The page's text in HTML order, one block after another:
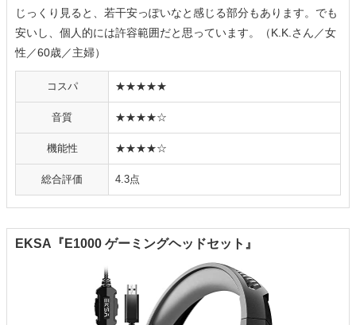
じっくり見ると、若干安っぽいなと感じる部分もあります。でも
安いし、個人的には許容範囲だと思っています。（K.K.さん／女
性／60歳／主婦）
コスパ ★★★★★
音質 ★★★★☆
機能性 ★★★★☆
総合評価 4.3点
EKSA『E1000 ゲーミングヘッドセット』